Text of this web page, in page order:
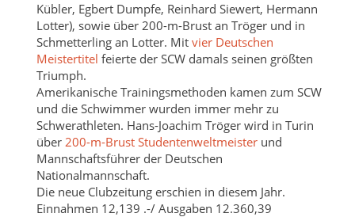
Kübler, Egbert Dumpfe, Reinhard Siewert, Hermann
Lotter), sowie über 200-m-Brust an Tröger und in
Schmetterling an Lotter. Mit vier Deutschen
Meistertitel feierte der SCW damals seinen größten
Triumph.
Amerikanische Trainingsmethoden kamen zum SCW
und die Schwimmer wurden immer mehr zu
Schwerathleten. Hans-Joachim Tröger wird in Turin
über 200-m-Brust Studentenweltmeisterund
Mannschaftsführer der Deutschen
Nationalmannschaft.
Die neue Clubzeitung erschien in diesem Jahr.
Einnahmen 12,139 .-/ Ausgaben 12.360,39